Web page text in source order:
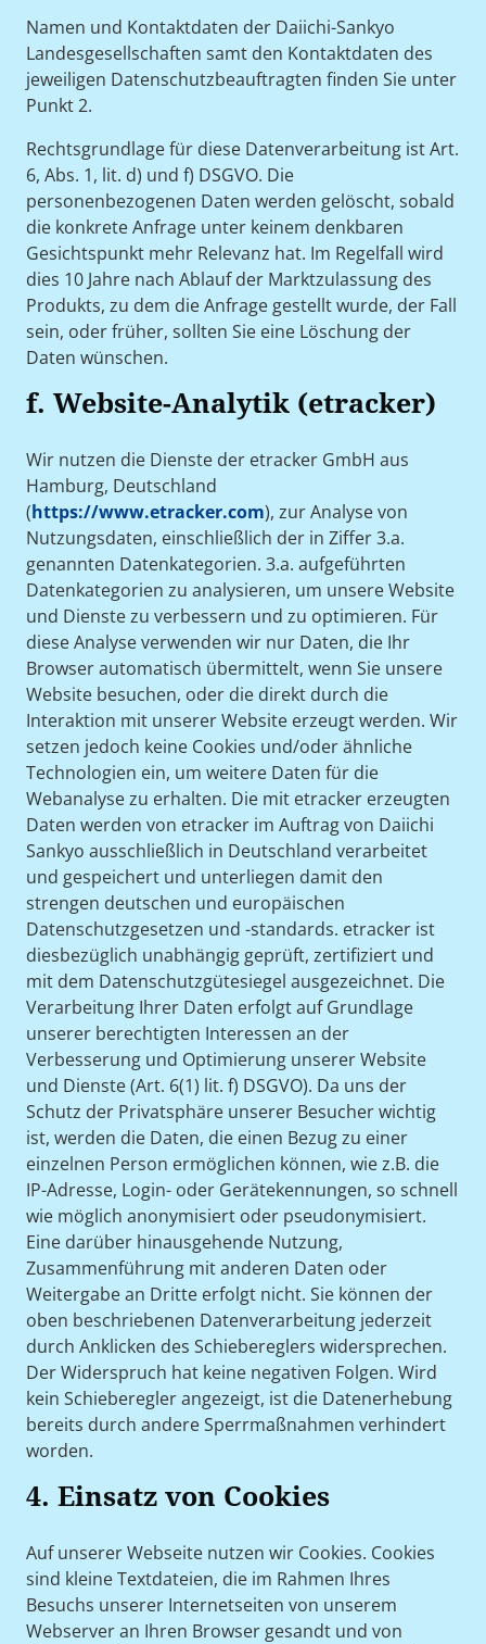
Namen und Kontaktdaten der Daiichi-Sankyo
Landesgesellschaften samt den Kontaktdaten des
jeweiligen Datenschutzbeauftragten finden Sie unter
Punkt 2.
Rechtsgrundlage für diese Datenverarbeitung ist Art.
6, Abs. 1, lit. d) und f) DSGVO. Die
personenbezogenen Daten werden gelöscht, sobald
die konkrete Anfrage unter keinem denkbaren
Gesichtspunkt mehr Relevanz hat. Im Regelfall wird
dies 10 Jahre nach Ablauf der Marktzulassung des
Produkts, zu dem die Anfrage gestellt wurde, der Fall
sein, oder früher, sollten Sie eine Löschung der
Daten wünschen.
f. Website-Analytik (etracker)
Wir nutzen die Dienste der etracker GmbH aus
Hamburg, Deutschland
(https://www.etracker.com), zur Analyse von
Nutzungsdaten, einschließlich der in Ziffer 3.a.
genannten Datenkategorien. 3.a. aufgeführten
Datenkategorien zu analysieren, um unsere Website
und Dienste zu verbessern und zu optimieren. Für
diese Analyse verwenden wir nur Daten, die Ihr
Browser automatisch übermittelt, wenn Sie unsere
Website besuchen, oder die direkt durch die
Interaktion mit unserer Website erzeugt werden. Wir
setzen jedoch keine Cookies und/oder ähnliche
Technologien ein, um weitere Daten für die
Webanalyse zu erhalten. Die mit etracker erzeugten
Daten werden von etracker im Auftrag von Daiichi
Sankyo ausschließlich in Deutschland verarbeitet
und gespeichert und unterliegen damit den
strengen deutschen und europäischen
Datenschutzgesetzen und -standards. etracker ist
diesbezüglich unabhängig geprüft, zertifiziert und
mit dem Datenschutzgütesiegel ausgezeichnet. Die
Verarbeitung Ihrer Daten erfolgt auf Grundlage
unserer berechtigten Interessen an der
Verbesserung und Optimierung unserer Website
und Dienste (Art. 6(1) lit. f) DSGVO). Da uns der
Schutz der Privatsphäre unserer Besucher wichtig
ist, werden die Daten, die einen Bezug zu einer
einzelnen Person ermöglichen können, wie z.B. die
IP-Adresse, Login- oder Gerätekennungen, so schnell
wie möglich anonymisiert oder pseudonymisiert.
Eine darüber hinausgehende Nutzung,
Zusammenführung mit anderen Daten oder
Weitergabe an Dritte erfolgt nicht. Sie können der
oben beschriebenen Datenverarbeitung jederzeit
durch Anklicken des Schiebereglers widersprechen.
Der Widerspruch hat keine negativen Folgen. Wird
kein Schieberegler angezeigt, ist die Datenerhebung
bereits durch andere Sperrmaßnahmen verhindert
worden.
4. Einsatz von Cookies
Auf unserer Webseite nutzen wir Cookies. Cookies
sind kleine Textdateien, die im Rahmen Ihres
Besuchs unserer Internetseiten von unserem
Webserver an Ihren Browser gesandt und von